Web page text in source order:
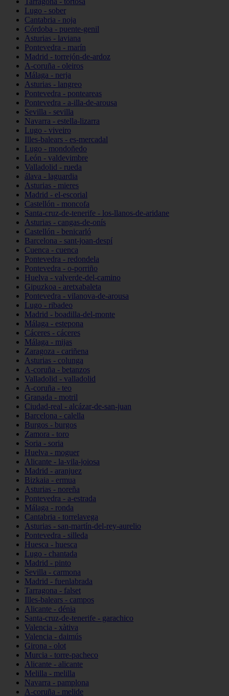
Lugo - sober
Cantabria - noja
Córdoba - puente-genil
Asturias - laviana
Pontevedra - marín
Madrid - torrejón-de-ardoz
A-coruña - oleiros
Málaga - nerja
Asturias - langreo
Pontevedra - ponteareas
Pontevedra - a-illa-de-arousa
Sevilla - sevilla
Navarra - estella-lizarra
Lugo - viveiro
Illes-balears - es-mercadal
Lugo - mondoñedo
León - valdevimbre
Valladolid - rueda
álava - laguardia
Asturias - mieres
Madrid - el-escorial
Castellón - moncofa
Santa-cruz-de-tenerife - los-llanos-de-aridane
Asturias - cangas-de-onís
Castellón - benicarló
Barcelona - sant-joan-despí
Cuenca - cuenca
Pontevedra - redondela
Pontevedra - o-porriño
Huelva - valverde-del-camino
Gipuzkoa - aretxabaleta
Pontevedra - vilanova-de-arousa
Lugo - ribadeo
Madrid - boadilla-del-monte
Málaga - estepona
Cáceres - cáceres
Málaga - mijas
Zaragoza - cariñena
Asturias - colunga
A-coruña - betanzos
Valladolid - valladolid
A-coruña - teo
Granada - motril
Ciudad-real - alcázar-de-san-juan
Barcelona - calella
Burgos - burgos
Zamora - toro
Soria - soria
Huelva - moguer
Alicante - la-vila-joiosa
Madrid - aranjuez
Bizkaia - ermua
Asturias - noreña
Pontevedra - a-estrada
Málaga - ronda
Cantabria - torrelavega
Asturias - san-martín-del-rey-aurelio
Pontevedra - silleda
Huesca - huesca
Lugo - chantada
Madrid - pinto
Sevilla - carmona
Madrid - fuenlabrada
Tarragona - falset
Illes-balears - campos
Alicante - dénia
Santa-cruz-de-tenerife - garachico
Valencia - xàtiva
Valencia - daimús
Girona - olot
Murcia - torre-pacheco
Alicante - alicante
Melilla - melilla
Navarra - pamplona
A-coruña - melide